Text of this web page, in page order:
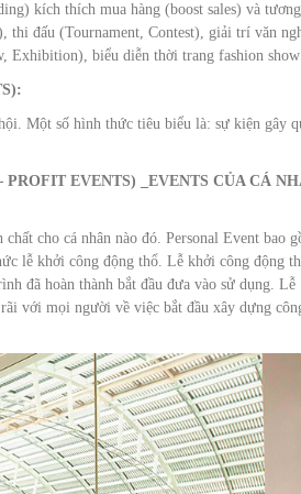
kích thích mua hàng (boost sales) và
thi đấu (Tournament, Contest), giải trí văn
Exhibition), biểu diễn thời trang fashion
Một số hình thức tiêu biểu là: sự kiện gây
EVENTS) _EVENTS CỦA CÁ
cho cá nhân nào đó. Personal Event bao
lễ khởi công động thổ. Lễ khởi công động
đã hoàn thành bắt đầu đưa vào sử dụng. Lễ
với mọi người về việc bắt đầu xây dựng